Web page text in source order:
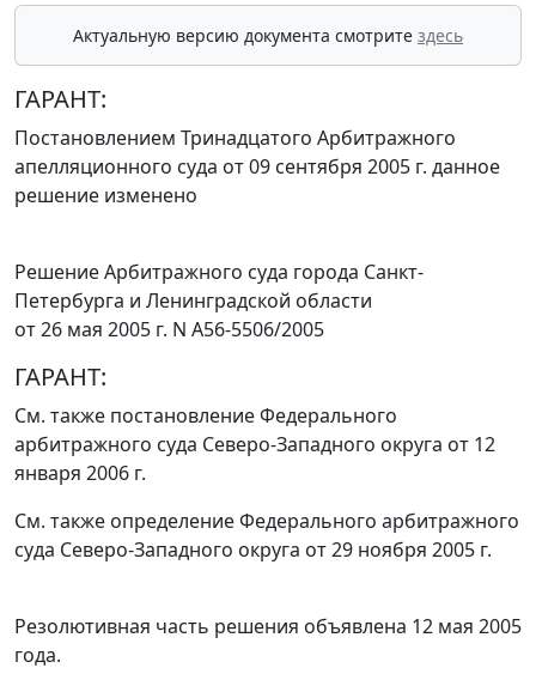
Актуальную версию документа смотрите здесь
ГАРАНТ:
Постановлением Тринадцатого Арбитражного
апелляционного суда от 09 сентября 2005 г. данное
решение изменено
Решение Арбитражного суда города Санкт-
Петербурга и Ленинградской области
от 26 мая 2005 г. N А56-5506/2005
ГАРАНТ:
См. также постановление Федерального
арбитражного суда Северо-Западного округа от 12
января 2006 г.
См. также определение Федерального арбитражного
суда Северо-Западного округа от 29 ноября 2005 г.
Резолютивная часть решения объявлена 12 мая 2005
года.